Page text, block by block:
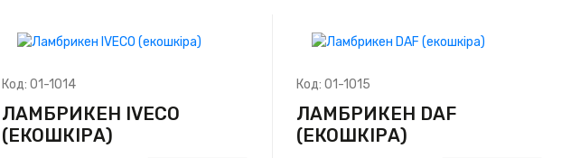
Код: 01-1014
ЛАМБРИКЕН IVECO
(ЕКОШКІРА)
Код: 01-1015
ЛАМБРИКЕН DAF
(ЕКОШКІРА)